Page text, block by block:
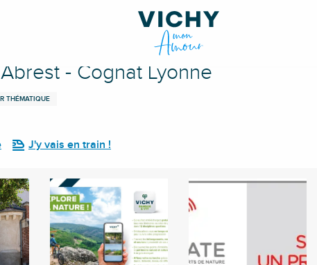
- Cognat Lyonne
THÉMATIQUE
J'y vais en train !